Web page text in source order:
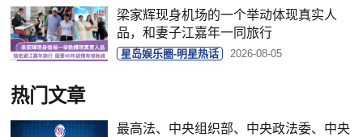
梁家辉现身机场的一个举动体现真实人
品，和妻子江嘉年一同旅行
星岛娱乐圈-明星热话 2026-08-05
热门文章
最高法、中央组织部、中央政法委、中央